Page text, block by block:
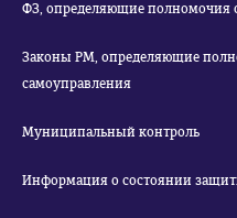
ФЗ, определяющие полномочия
Законы РМ, определяющие
самоуправления
Муниципальный контроль
Информация о состоянии